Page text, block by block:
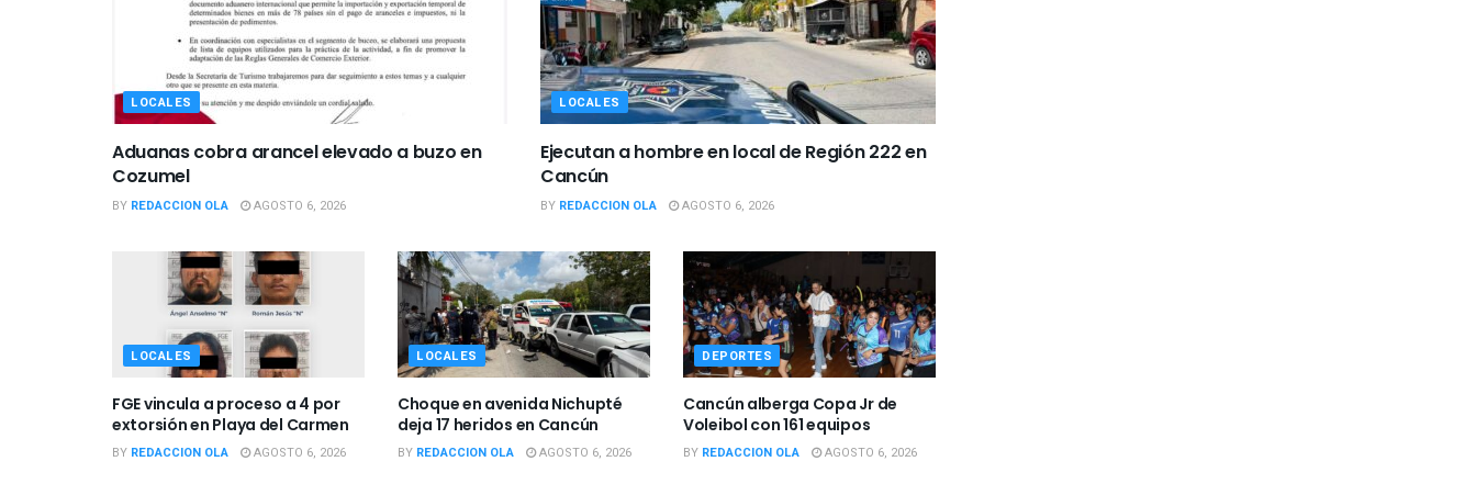
LOCALES
Aduanas cobra arancel elevado a buzo en
Cozumel
BY REDACCION OLA AGOSTO 6, 2026
LOCALES
Ejecutan a hombre en local de Región 222 en
Cancún
BY REDACCION OLA AGOSTO 6, 2026
LOCALES
FGE vincula a proceso a 4 por
extorsión en Playa del Carmen
BY REDACCION OLA AGOSTO 6, 2026
LOCALES
Choque en avenida Nichupté
deja 17 heridos en Cancún
BY REDACCION OLA AGOSTO 6, 2026
DEPORTES
Cancún alberga Copa Jr de
Voleibol con 161 equipos
BY REDACCION OLA AGOSTO 6, 2026